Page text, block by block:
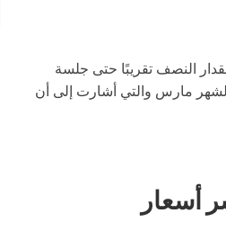
13-04-2023 مكاسبها بمقدار النصف تقريبًا حتى جلسة
لشهر مارس والتي أشارت إلى أن
أسعار